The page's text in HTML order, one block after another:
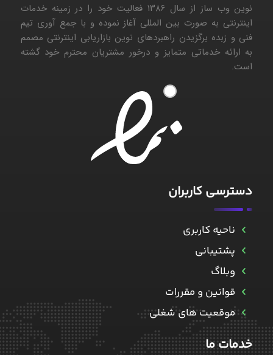
نوین وب ساز از سال ۱۳۸۶ فعالیت خود را در زمینه خدمات
اینترنتی به صورت بین المللی آغاز نموده و با جمع آوری تیم
فنی و زبده برگزیدن راهبردهای نوین بازاریابی اینترنتی مصمم
به ارائه خدماتی متمایز و درخور مشتریان محترم خود گشته
است.
دسترسی کاربران
ناحیه کاربری
پشتیبانی
وبلاگ
قوانین و مقررات
موقعیت های شغلی
خدمات ما